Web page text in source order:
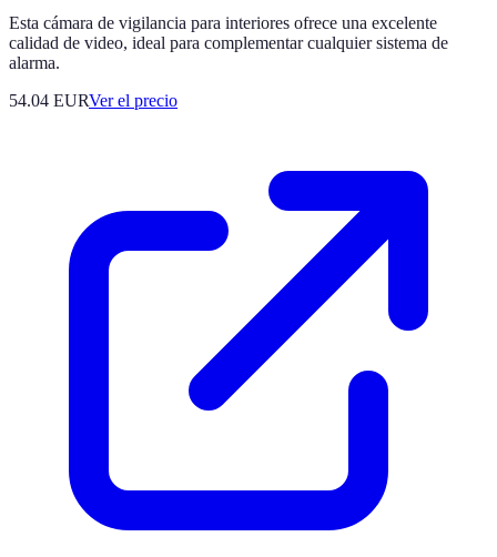
Esta cámara de vigilancia para interiores ofrece una excelente
calidad de video, ideal para complementar cualquier sistema de
alarma.
54.04 EURVer el precio